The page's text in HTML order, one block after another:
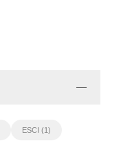
ESCI (1)